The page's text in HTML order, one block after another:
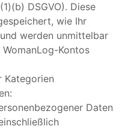
DSGVO). Diese
wie Ihr
werden unmittelbar
Kontos
Kategorien
Daten